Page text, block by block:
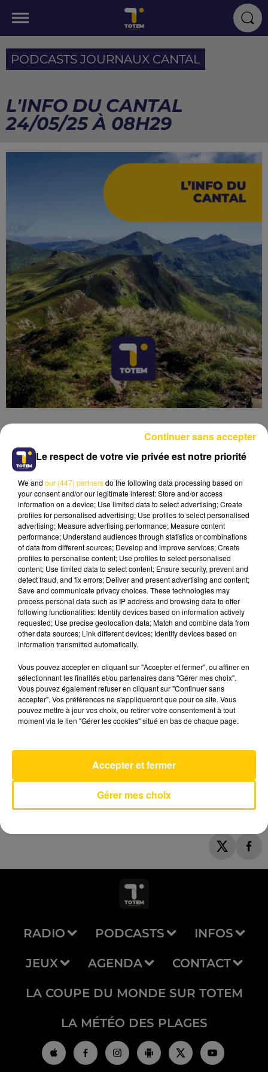
PODCASTS JOURNAUX CANTAL
L'INFO DU CANTAL
24/05/25 À 08H29
Lecture (4 min 42 sec)
24 mai 2025 - 4 min 42 sec
L'INFO DU CANTAL 24/05/25 À 08H29
Ecoutez sur Totem l'information dans le Cantal,
le pays de Brioude et Issoire avec les reportages
de nos journalistes sur le terrain .
The Sweetest Taboo
AVEYRON NORD
RADIO PODCASTS INFOS
JEUX AGENDA CONTACT
LA COUPE DU MONDE SUR TOTEM
LA MÉTÉO DES PLAGES
Le respect de votre vie privée est notre priorité
We and our (447) partnersdo the following data processing based on
your consent and/or our legitimate interest: Store and/or access
information on a device; Use limited data to select advertising; Create
profiles for personalised advertising; Use profiles to select personalised
advertising; Measure advertising performance; Measure content
performance; Understand audiences through statistics or combinations
of data from different sources; Develop and improve services; Create
profiles to personalise content; Use profiles to select personalised
content; Use limited data to select content; Ensure security, prevent and
detect fraud, and fix errors; Deliver and present advertising and content;
Save and communicate privacy choices. These technologies may
process personal data such as IP address and browsing data to offer
following functionalities: Identify devices based on information actively
requested; Use precise geolocation data; Match and combine data from
other data sources; Link different devices; Identify devices based on
information transmitted automatically.
Vous pouvez accepter en cliquant sur "Accepter et fermer", ou affiner en
sélectionnant les finalités et/ou partenaires dans "Gérer mes choix".
Vous pouvez également refuser en cliquant sur "Continuer sans
accepter". Vos préférences ne s'appliqueront que pour ce site. Vous
pouvez mettre à jour vos choix, ou retirer votre consentement à tout
moment via le lien "Gérer les cookies" situé en bas de chaque page.
Gérer mes choix
Accepter et fermer
Continuer sans accepter